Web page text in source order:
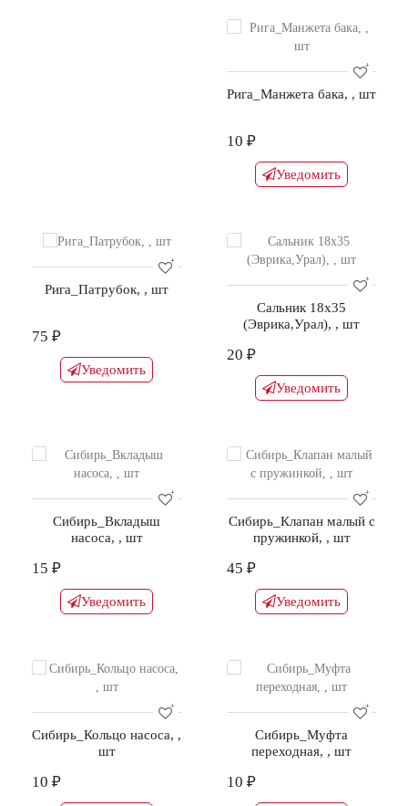
Рига_Манжета бака, , шт
10 ₽
Уведомить
Рига_Патрубок, , шт
75 ₽
Уведомить
Сальник 18х35
(Эврика,Урал), , шт
20 ₽
Уведомить
Сибирь_Вкладыш
насоса, , шт
15 ₽
Уведомить
Сибирь_Клапан малый с
пружинкой, , шт
45 ₽
Уведомить
Сибирь_Кольцо насоса, ,
шт
10 ₽
Сибирь_Муфта
переходная, , шт
10 ₽